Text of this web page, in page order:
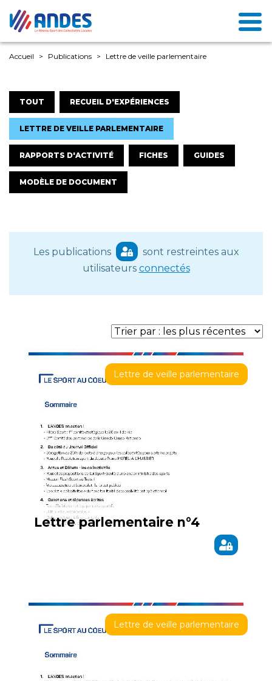
Accueil Publications Lettre de veille parlementaire
TOUT RECUEIL D'EXPÉRIENCES
LETTRE DE VEILLE PARLEMENTAIRE
RAPPORTS D'ACTIVITÉ FICHES GUIDES
MODÈLE DE DOCUMENT
Les publications
sont restreintes aux
utilisateurs connectés
Lettre de veille parlementaire
Lettre parlementaire n°4
Lettre de veille parlementaire